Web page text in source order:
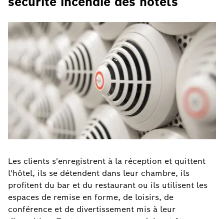
Les clients s'enregistrent à la réception et quittent
l'hôtel, ils se détendent dans leur chambre, ils
profitent du bar et du restaurant ou ils utilisent les
espaces de remise en forme, de loisirs, de
conférence et de divertissement mis à leur